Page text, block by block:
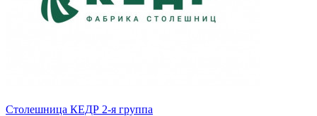
Столешница КЕДР 2-я группа